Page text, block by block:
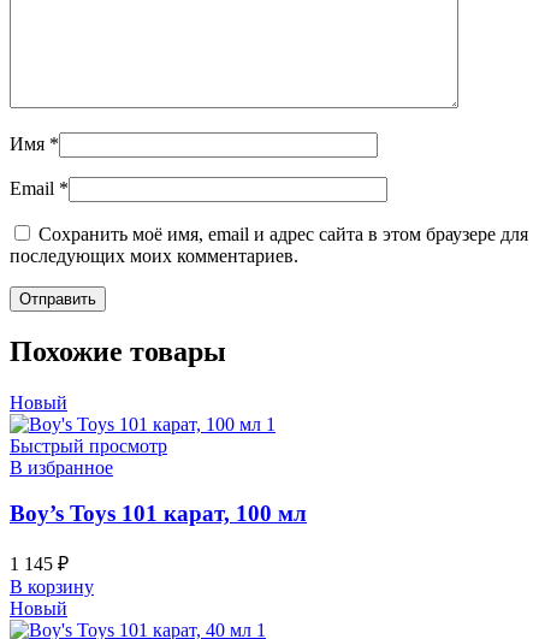
Имя *
Email *
Сохранить моё имя, email и адрес сайта в этом браузере для
последующих моих комментариев.
Похожие товары
Новый
Быстрый просмотр
В избранное
Boy’s Toys 101 карат, 100 мл
1 145 ₽
В корзину
Новый